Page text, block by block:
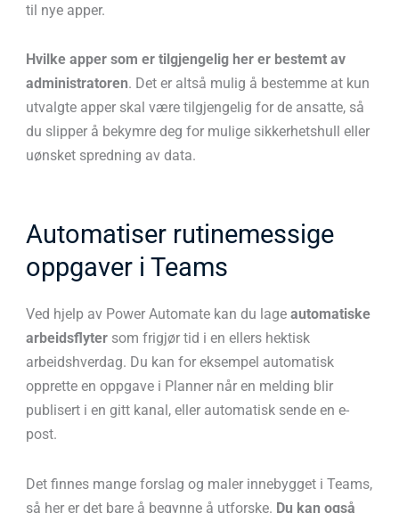
til nye apper.
Hvilke apper som er tilgjengelig her er bestemt av
administratoren. Det er altså mulig å bestemme at kun
utvalgte apper skal være tilgjengelig for de ansatte, så
du slipper å bekymre deg for mulige sikkerhetshull eller
uønsket spredning av data.
Automatiser rutinemessige
oppgaver i Teams
Ved hjelp av Power Automate kan du lage automatiske
arbeidsflytersom frigjør tid i en ellers hektisk
arbeidshverdag. Du kan for eksempel automatisk
opprette en oppgave i Planner når en melding blir
publisert i en gitt kanal, eller automatisk sende en e-
post.
Det finnes mange forslag og maler innebygget i Teams,
så her er det bare å begynne å utforske. Du kan også